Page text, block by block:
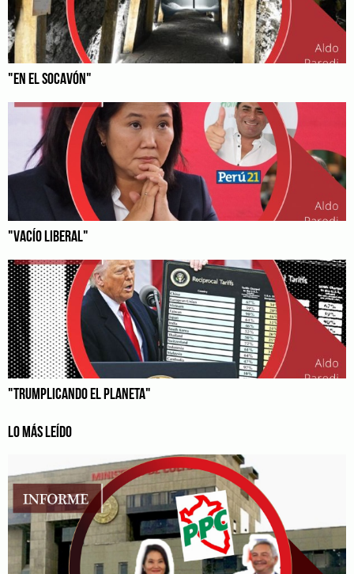
"EN EL SOCAVÓN"
"VACÍO LIBERAL"
"TRUMPLICANDO EL PLANETA"
LO MÁS LEÍDO